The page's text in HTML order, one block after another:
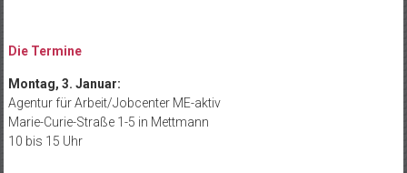
Die Termine
Montag, 3. Januar:
Agentur für Arbeit/Jobcenter ME-aktiv
Marie-Curie-Straße 1-5 in Mettmann
10 bis 15 Uhr